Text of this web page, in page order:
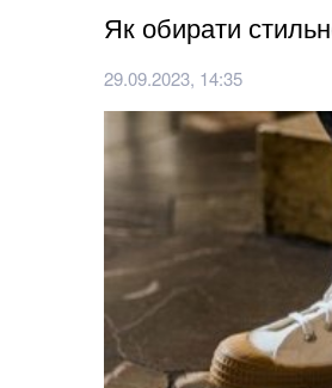
Як обирати
29.09.2023, 14:35